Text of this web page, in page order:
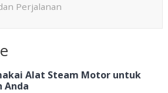
Perjalanan
Alat Steam Motor untuk
Anda